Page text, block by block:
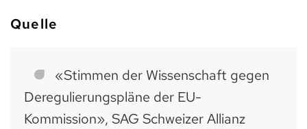
Quelle
«Stimmen der Wissenschaft gegen
Deregulierungspläne der EU-
Kommission», SAG Schweizer Allianz